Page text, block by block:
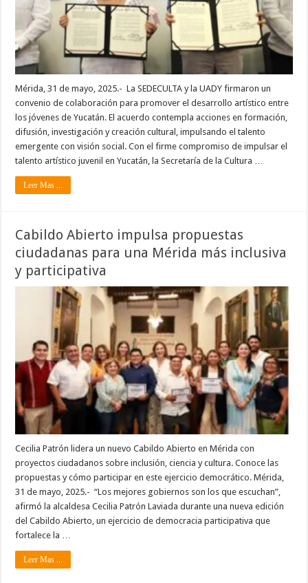
Mérida, 31 de mayo, 2025.- La SEDECULTA y la UADY firmaron un
convenio de colaboración para promover el desarrollo artístico entre
los jóvenes de Yucatán. El acuerdo contempla acciones en formación,
difusión, investigación y creación cultural, impulsando el talento
emergente con visión social. Con el firme compromiso de impulsar el
talento artístico juvenil en Yucatán, la Secretaría de la Cultura …
Leer Mas ...
Cabildo Abierto impulsa propuestas
ciudadanas para una Mérida más inclusiva
y participativa
Cecilia Patrón lidera un nuevo Cabildo Abierto en Mérida con
proyectos ciudadanos sobre inclusión, ciencia y cultura. Conoce las
propuestas y cómo participar en este ejercicio democrático. Mérida,
31 de mayo, 2025.- “Los mejores gobiernos son los que escuchan”,
afirmó la alcaldesa Cecilia Patrón Laviada durante una nueva edición
del Cabildo Abierto, un ejercicio de democracia participativa que
fortalece la …
Leer Mas ...